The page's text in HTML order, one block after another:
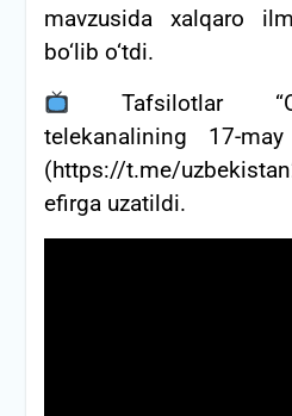
mavzusida xalqaro
bo‘lib o‘tdi.
Tafsilotlar
telekanalining 17-
(https://t.me/
efirga uzatildi.